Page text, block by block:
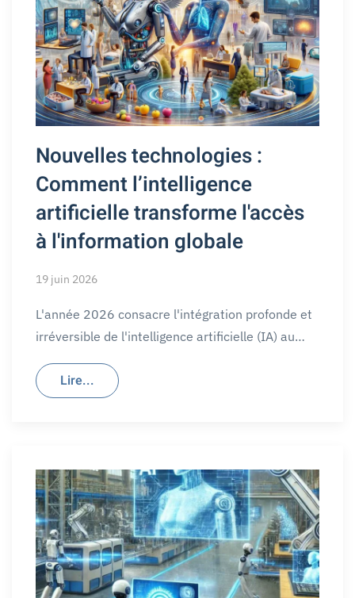
Nouvelles technologies :
Comment l’intelligence
artificielle transforme l'accès
à l'information globale
19 juin 2026
L'année 2026 consacre l'intégration profonde et
irréversible de l'intelligence artificielle (IA) au…
Lire...